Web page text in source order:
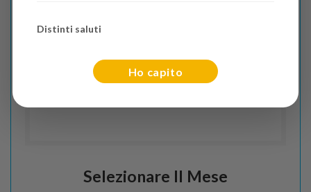
(Da 0 a 2 anni)
Selezionare Il Mese
Distinti saluti
Ho capito